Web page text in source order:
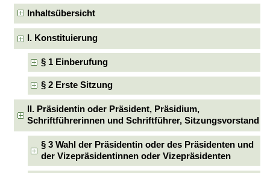
Inhaltsübersicht
I. Konstituierung
§ 1 Einberufung
§ 2 Erste Sitzung
II. Präsidentin oder Präsident, Präsidium,
Schriftführerinnen und Schriftführer, Sitzungsvorstand
§ 3 Wahl der Präsidentin oder des Präsidenten und
der Vizepräsidentinnen oder Vizepräsidenten